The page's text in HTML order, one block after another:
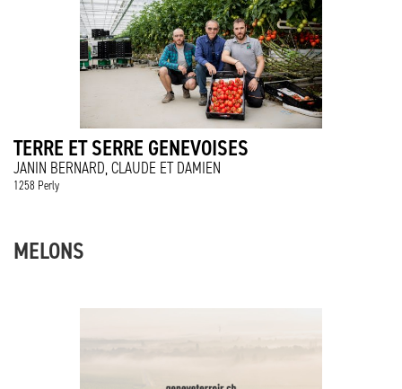
TERRE ET SERRE GENEVOISES
JANIN BERNARD, CLAUDE ET DAMIEN
1258 Perly
MELONS